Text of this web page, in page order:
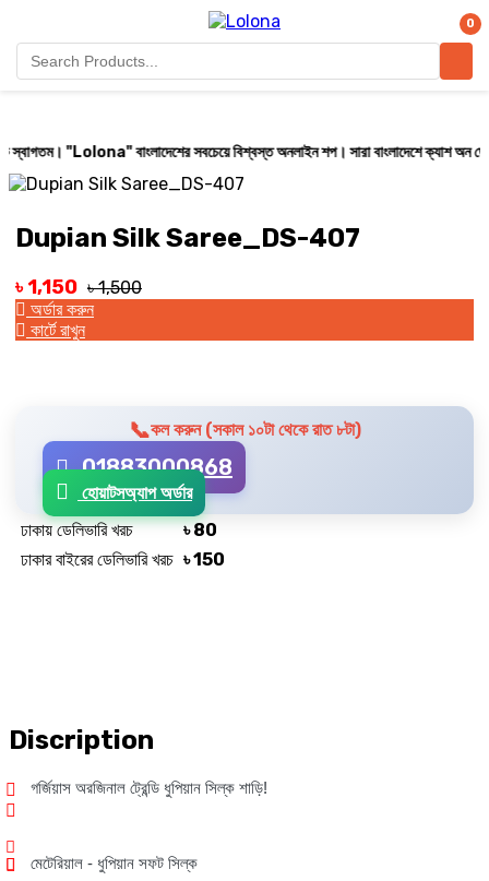
বাংলাদেশের সবচেয়ে বিশ্বস্ত অনলাইন শপ। সারা বাংলাদেশে ক্যাশ অন ডেলিভারি করা
0
Dupian Silk Saree_DS-407
৳ 1,150 ৳ 1,500
অর্ডার করুন
কার্টে রাখুন
📞কল করুন (সকাল ১০টা থেকে রাত ৮টা)
01883000868
হোয়াটসঅ্যাপ অর্ডার
ঢাকায় ডেলিভারি খরচ
৳ 80
ঢাকার বাইরের ডেলিভারি খরচ ৳ 150
Discription
গর্জিয়াস অরজিনাল ট্রেন্ডি ধুপিয়ান সিল্ক শাড়ি!
মেটেরিয়াল - ধুপিয়ান সফট সিল্ক